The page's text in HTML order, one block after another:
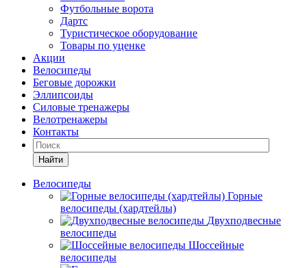
Футбольные ворота
Дартс
Туристическое оборудование
Товары по уценке
Акции
Велосипеды
Беговые дорожки
Эллипсоиды
Силовые тренажеры
Велотренажеры
Контакты
Найти
Велосипеды
Горные
велосипеды (хардтейлы)
Двухподвесные
велосипеды
Шоссейные
велосипеды